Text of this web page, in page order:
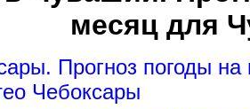
месяц для
Прогноз погоды
Чебоксары